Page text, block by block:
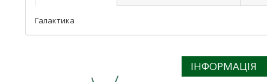
Галактика
ІНФОРМАЦІЯ